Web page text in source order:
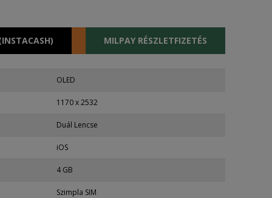
MILPAY RÉSZLETFIZETÉS
OLED
1170 x 2532
Duál Lencse
iOS
4 GB
Szimpla SIM